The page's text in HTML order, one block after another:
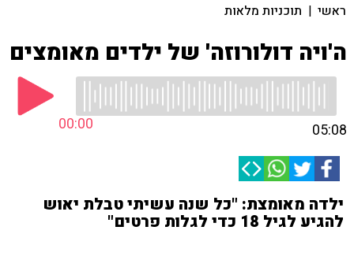
ראשי | תוכניות מלאות
ה'ויה דולורוזה' של ילדים מאומצים
00:00 05:08
ילדה מאומצת: "כל שנה עשיתי טבלת יאוש
להגיע לגיל 18 כדי לגלות פרטים"